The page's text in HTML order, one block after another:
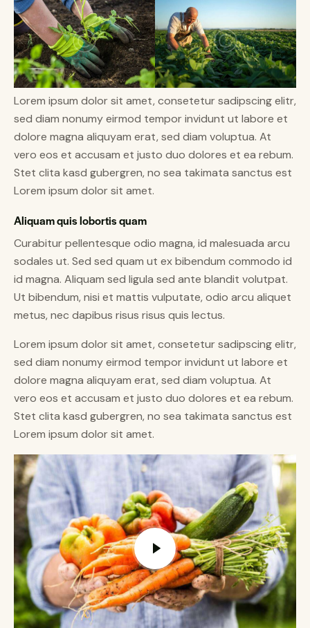
Lorem ipsum dolor sit amet, consetetur sadipscing elitr,
sed diam nonumy eirmod tempor invidunt ut labore et
dolore magna aliquyam erat, sed diam voluptua. At
vero eos et accusam et justo duo dolores et ea rebum.
Stet clita kasd gubergren, no sea takimata sanctus est
Lorem ipsum dolor sit amet.
Aliquam quis lobortis quam
Curabitur pellentesque odio magna, id malesuada arcu
sodales ut. Sed sed quam ut ex bibendum commodo id
id magna. Aliquam sed ligula sed ante blandit volutpat.
Ut bibendum, nisi et mattis vulputate, odio arcu aliquet
metus, nec dapibus risus risus quis lectus.
Lorem ipsum dolor sit amet, consetetur sadipscing elitr,
sed diam nonumy eirmod tempor invidunt ut labore et
dolore magna aliquyam erat, sed diam voluptua. At
vero eos et accusam et justo duo dolores et ea rebum.
Stet clita kasd gubergren, no sea takimata sanctus est
Lorem ipsum dolor sit amet.